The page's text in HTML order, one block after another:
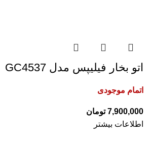
اتو بخار فیلیپس مدل GC4537
اتمام موجودی
تومان
اطلاعات بیشتر